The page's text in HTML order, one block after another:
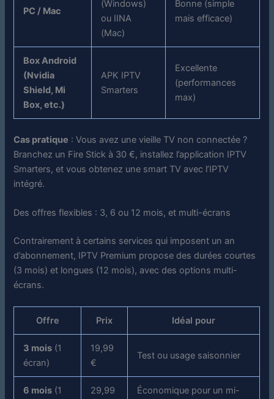
PC / Mac
(Windows)
ou IINA
(Mac)
Bonne (simple
mais efficace)
Box Android
(Nvidia
Shield, Mi
Box, etc.)
APK IPTV
Smarters
Excellente
(performances
max)
Cas pratique : Vous avez une vieille TV non connectée ?
Branchez un Fire Stick à 30 €, installez l’application IPTV
Smarters, et vous obtenez une smart TV avec l’IPTV
intégré.
Des offres flexibles : 3, 6 ou 12 mois, et multi-écrans
Contrairement à certains services qui imposent un an
d’abonnement, IPTV Premium propose des durées courtes
(3 mois) et longues (12 mois), avec des options multi-
écrans.
Offre Prix Idéal pour
3 mois (1
écran)
19,99
€
Test ou usage saisonnier
6 mois (1
29,99
Économique pour un mi-